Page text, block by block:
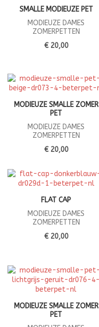
SMALLE MODIEUZE PET
MODIEUZE DAMES
ZOMERPETTEN
€ 20,00
MODIEUZE SMALLE ZOMER
PET
MODIEUZE DAMES
ZOMERPETTEN
€ 20,00
FLAT CAP
MODIEUZE DAMES
ZOMERPETTEN
€ 20,00
MODIEUZE SMALLE ZOMER
PET